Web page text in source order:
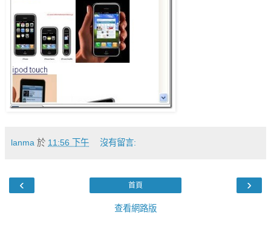
lanma 於 11:56 下午 沒有留言:
‹ ›
首頁
查看網路版